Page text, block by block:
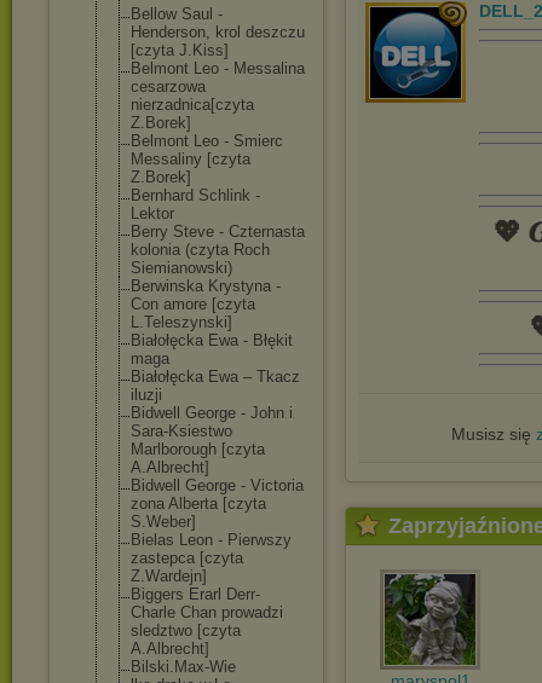
Bellow Saul -
Henderson, krol deszczu
[czyta J.Kiss]
Belmont Leo - Messalina
cesarzowa
nierzadnica[czyta
Z.Borek]
Belmont Leo - Smierc
Messaliny [czyta
Z.Borek]
Bernhard Schlink -
Lektor
Berry Steve - Czternasta
kolonia (czyta Roch
Siemianowski)
Berwinska Krystyna -
Con amore [czyta
L.Teleszynski]
Białołęcka Ewa - Błękit
maga
Białołęcka Ewa – Tkacz
iluzji
Bidwell George - John i
Sara-Ksiestwo
Marlborough [czyta
A.Albrecht]
Bidwell George - Victoria
zona Alberta [czyta
S.Weber]
Bielas Leon - Pierwszy
zastepca [czyta
Z.Wardejn]
Biggers Erarl Derr-
Charle Chan prowadzi
sledztwo [czyta
A.Albrecht]
Bilski.Max-Wie
💖
Musisz się